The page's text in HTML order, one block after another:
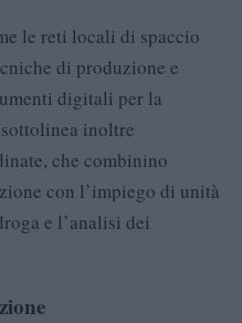
le reti locali di spaccio
di produzione e
digitali per la
inoltre
che combinino
con l’impiego di unità
e l’analisi dei